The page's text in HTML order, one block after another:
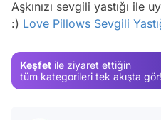
Aşkınızı sevgili yastığı ile
:) Love Pillows Sevgili
Keşfet ile ziyaret ettiğin
tüm kategorileri tek akışta gör!